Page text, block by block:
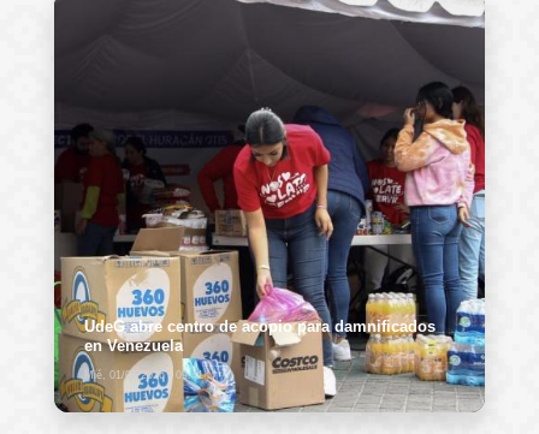
UdeG abre centro de acopio para damnificados
en Venezuela
Mié, 01/07/2026 - 09:41